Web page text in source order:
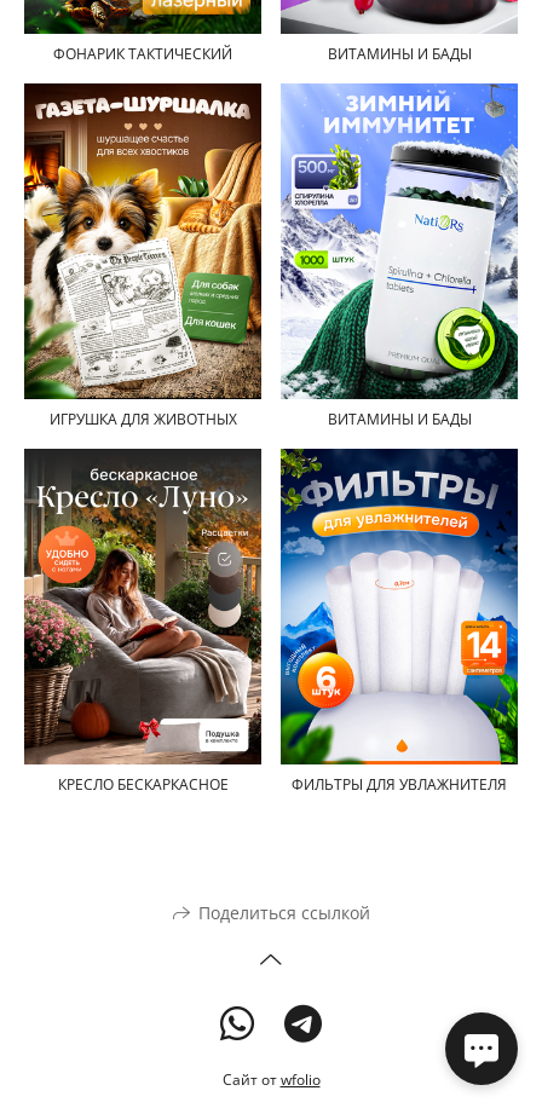
ФОНАРИК ТАКТИЧЕСКИЙ ВИТАМИНЫ И БАДЫ
ИГРУШКА ДЛЯ ЖИВОТНЫХ ВИТАМИНЫ И БАДЫ
КРЕСЛО БЕСКАРКАСНОЕ ФИЛЬТРЫ ДЛЯ УВЛАЖНИТЕЛЯ
Поделиться ссылкой
Сайт отwfolio